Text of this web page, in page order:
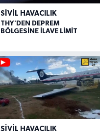
SIVIL HAVACILIK
THY'DEN DEPREM
BÖLGESİNE İLAVE LİMİT
SIVIL HAVACILIK